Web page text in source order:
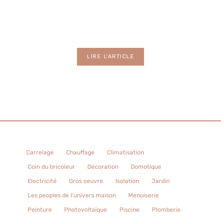
LIRE L'ARTICLE
Carrelage Chauffage Climatisation
Coin du bricoleur Décoration Domotique
Electricité Gros oeuvre Isolation Jardin
Les peoples de l’univers maison Menuiserie
Peinture Photovoltaïque Piscine Plomberie